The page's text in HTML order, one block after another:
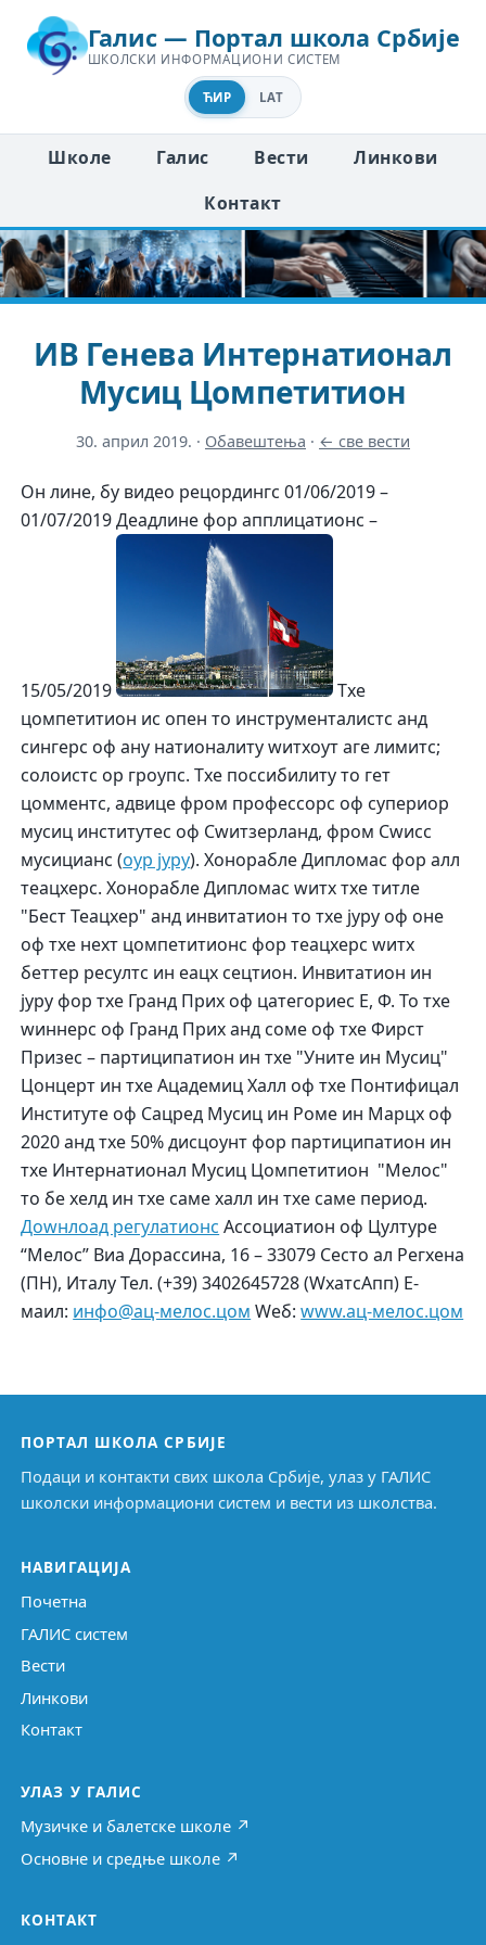
Галис — Портал школа Србије
ШКОЛСКИ ИНФОРМАЦИОНИ СИСТЕМ
ЋИР LAT
Школе Галис Вести
Линкови
Контакт
ИВ Генева Интернатионал
Мусиц Цомпетитион
30. април 2019. · Обавештења · ← све вести
Он лине, бy видео рецордингс 01/06/2019 –
01/07/2019 Деадлине фор апплицатионс –
15/05/2019
Тхе
цомпетитион ис опен то инструменталистс анд
сингерс оф анy натионалитy wитхоут аге лимитс;
солоистс ор гроупс. Тхе поссибилитy то гет
цомментс, адвице фром профессорс оф супериор
мусиц институтес оф Сwитзерланд, фром Сwисс
мусицианс (оур јурy). Хонорабле Дипломас фор алл
теацхерс. Хонорабле Дипломас wитх тхе титле
"Бест Теацхер" анд инвитатион то тхе јурy оф оне
оф тхе неxт цомпетитионс фор теацхерс wитх
беттер ресултс ин еацх сецтион. Инвитатион ин
јурy фор тхе Гранд Приx оф цатегориес Е, Ф. То тхе
wиннерс оф Гранд Приx анд соме оф тхе Фирст
Призес – партиципатион ин тхе "Уните ин Мусиц"
Цонцерт ин тхе Ацадемиц Халл оф тхе Понтифицал
Институте оф Сацред Мусиц ин Роме ин Марцх оф
2020 анд тхе 50% дисцоунт фор партиципатион ин
тхе Интернатионал Мусиц Цомпетитион "Мелос"
то бе хелд ин тхе саме халл ин тхе саме период.
Доwнлоад регулатионс Ассоциатион оф Цултуре
“Мелос” Виа Дорассина, 16 – 33079 Сесто ал Регхена
(ПН), Италy Тел. (+39) 3402645728 (WхатсАпп) Е-
маил: инфо@ац-мелос.цом Wеб:www.ац-мелос.цом
ПОРТАЛ ШКОЛА СРБИЈЕ
Подаци и контакти свих школа Србије, улаз у ГАЛИС
школски информациони систем и вести из школства.
НАВИГАЦИЈА
Почетна
ГАЛИС систем
Вести
Линкови
Контакт
УЛАЗ У ГАЛИС
Музичке и балетске школе ↗
Основне и средње школе ↗
КОНТАКТ